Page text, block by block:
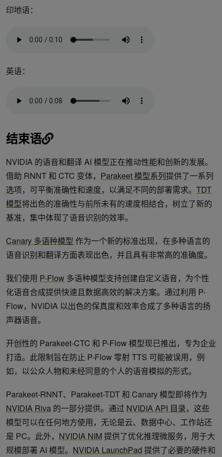
印地语：
英语：
结束语
NVIDIA 的语音和翻译 AI 模型正在推动性能和创新的发展。
借助 RNNT 和 CTC 变体， Parakeet 模型系列提供了一系列
选项，可平衡准确性和速度，以满足不同的部署需求。 TDT
模型将出色的准确性与前所未有的速度相结合，树立了新的
基准，集中体现了语音识别的效率。
Canary 多语种模型 作为一个新的标准出现，在多种语言的
语音识别和翻译方面表现出色，并且具有非常高的准确度。
我们使用 P-Flow 多语种模型支持创建自定义语音，为个性
化语音合成提供快速且数据高效的解决方案。通过利用 P-
Flow，NVIDIA 以出色的保真度和效率合成了多种语言的扬
声器语音。
开创性的 Parakeet-CTC 和 P-Flow 模型现已推出，专为企业
打造。此限制旨在防止 P-Flow 零射 TTS 可能被误用，例
如，以公众人物和未经同意的个人的语音模拟的形式。
Parakeet-RNNT、Parakeet-TDT 和 Canary 模型即将作为
NVIDIA Riva 的一部分提供。通过 NVIDIA API 目录，这些
模型可以在任何地方使用，无论是云、数据中心、工作站还
是 PC。此外， NVIDIA NIM 提供了优化推理微服务，用于大
规模部署 AI 模型。 NVIDIA LaunchPad 提供了必要的硬件和